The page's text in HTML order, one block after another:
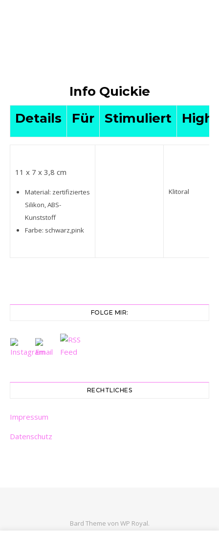
Info Quickie
Details
Für Stimuliert
11 x 7 x 3,8 cm
Material: zertifiziertes
Silikon, ABS-
Kunststoff
Farbe: schwarz,pink
Klitoral
FOLGE MIR:
RECHTLICHES
Impressum
Datenschutz
Bard Theme von WP Royal.